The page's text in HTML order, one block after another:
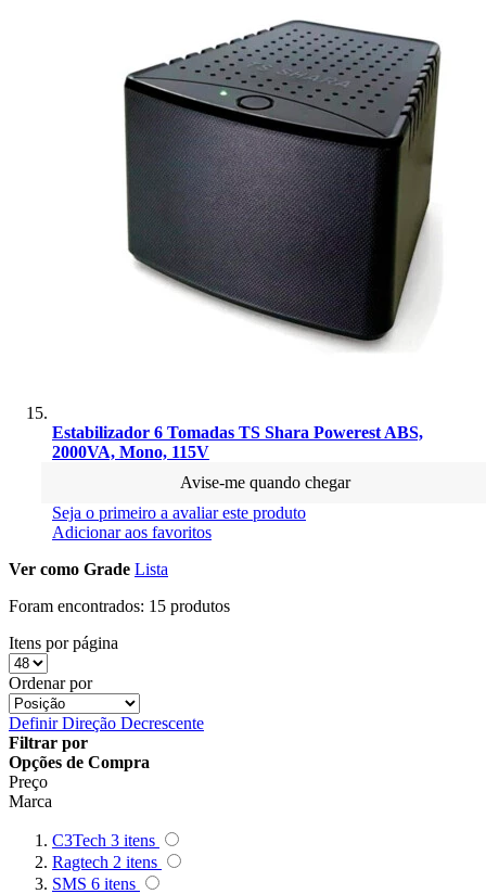
Estabilizador 6 Tomadas TS Shara Powerest ABS,
2000VA, Mono, 115V
Avise-me quando chegar
Seja o primeiro a avaliar este produto
Adicionar aos favoritos
Ver como Grade Lista
Foram encontrados: 15 produtos
Itens por página
Ordenar por
Definir Direção Decrescente
Filtrar por
Opções de Compra
Preço
Marca
C3Tech 3 itens
Ragtech 2 itens
SMS 6 itens